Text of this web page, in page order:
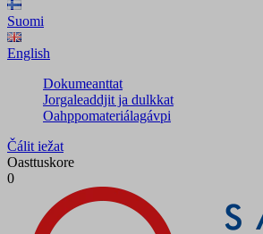
Suomi
English
Dokumeanttat
Jorgaleaddjit ja dulkkat
Oahppomateriálagávpi
Čálit iežat
Oasttuskore
0